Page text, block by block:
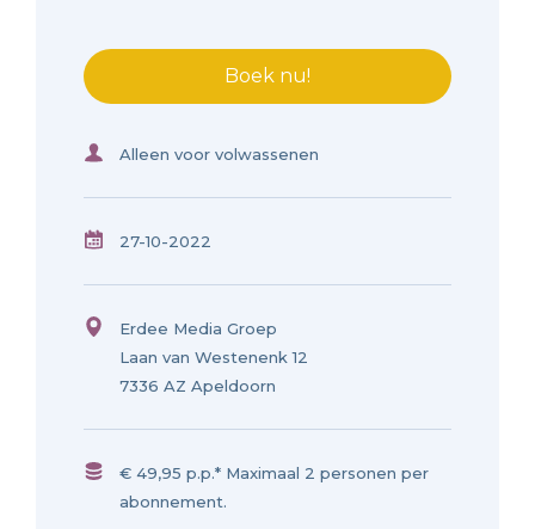
Boek nu!
Alleen voor volwassenen
27-10-2022
Erdee Media Groep
Laan van Westenenk 12
7336 AZ Apeldoorn
€ 49,95 p.p.* Maximaal 2 personen per
abonnement.